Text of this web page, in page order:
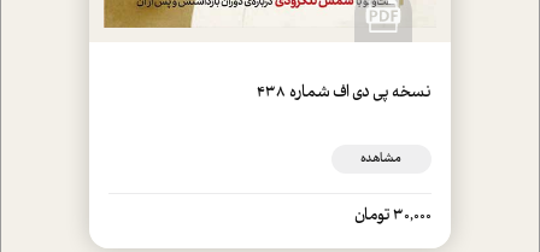
نسخه پي دي اف شماره 438
مشاهده
30,000 تومان